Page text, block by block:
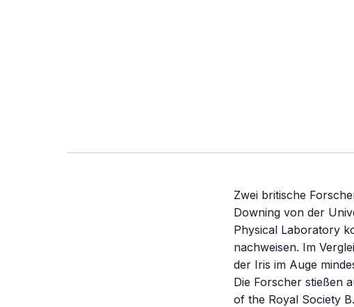
Studie: Iris-
Zwei britische
Downing von der
Physical Laboratory
nachweisen. Im
der Iris im Auge
Die Forscher stießen
of the Royal Society